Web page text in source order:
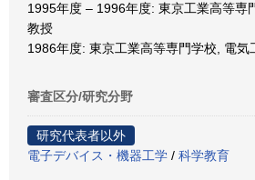
1995年度 – 1996年度: 東京工業高等専
教授
1986年度: 東京工業高等専門学校, 電気
審査区分/研究分野
研究代表者以外
電子デバイス・機器工学 / 科学教育